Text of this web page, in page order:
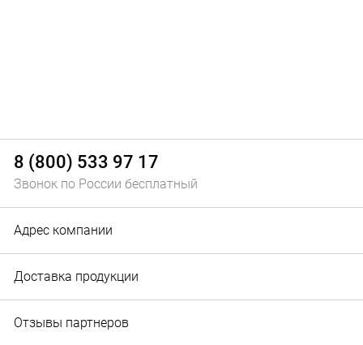
8 (800) 533 97 17
Звонок по России бесплатный
Адрес компании
Доставка продукции
Отзывы партнеров